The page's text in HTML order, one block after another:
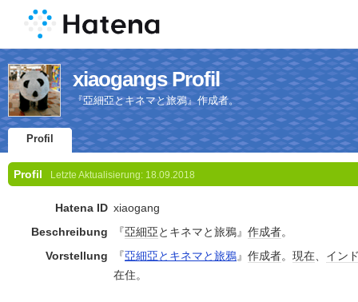
xiaogangs Profil
『亞細亞とキネマと旅鴉』作成者。
Profil
Profil Letzte Aktualisierung: 18.09.2018
Hatena ID xiaogang
Beschreibung
『亞細亞とキネマと旅鴉』 作成者。
Vorstellung
『亞細亞とキネマと旅鴉』 作成者。 現在、 イン
在住。